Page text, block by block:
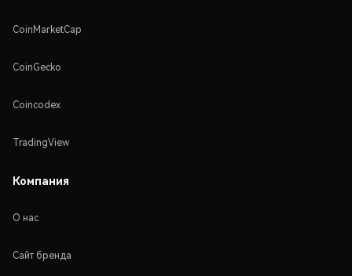
CoinMarketCap
CoinGecko
Coincodex
TradingView
Компания
О нас
Сайт бренда